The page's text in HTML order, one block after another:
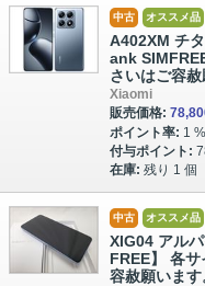
中古 オススメ品
A402XM チ
ank
さいはご容赦
Xiaomi
販売価格:
ポイント率: 1 %
付与ポイント:
在庫: 残り 1 個
中古 オススメ品
XIG04 アル
FREE】 各
容赦願います